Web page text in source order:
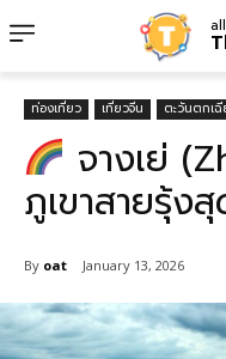
ท่องเที่ยว เที่ยวจีน ตะวันตกเฉี
จางเย่
ภูเขาสายรุ้ง
By oat January 13, 2026